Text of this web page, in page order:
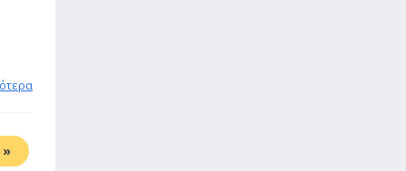
»